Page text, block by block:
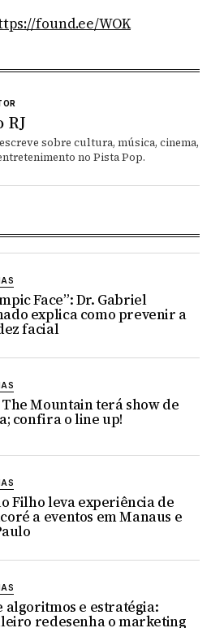
found.ee/WOK
RJ
escreve sobre cultura, música, cinema,
no Pista Pop.
Face”: Dr. Gabriel
explica como prevenir a
facial
The Mountain terá show de
confira o line up!
Filho leva experiência de
a eventos em Manaus e
algoritmos e estratégia:
redesenha o marketing